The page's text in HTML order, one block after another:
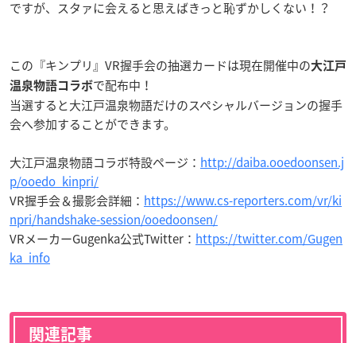
ですが、スタァに会えると思えばきっと恥ずかしくない！？
この『キンプリ』VR握手会の抽選カードは現在開催中の大江戸
温泉物語コラボで配布中！
当選すると大江戸温泉物語だけのスペシャルバージョンの握手
会へ参加することができます。
大江戸温泉物語コラボ特設ページ： http://daiba.ooedoonsen.j
p/ooedo_kinpri/
VR握手会＆撮影会詳細： https://www.cs-reporters.com/vr/ki
npri/handshake-session/ooedoonsen/
VRメーカーGugenka公式Twitter： https://twitter.com/Gugen
ka_info
関連記事